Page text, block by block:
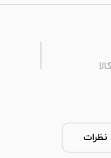
نظرات